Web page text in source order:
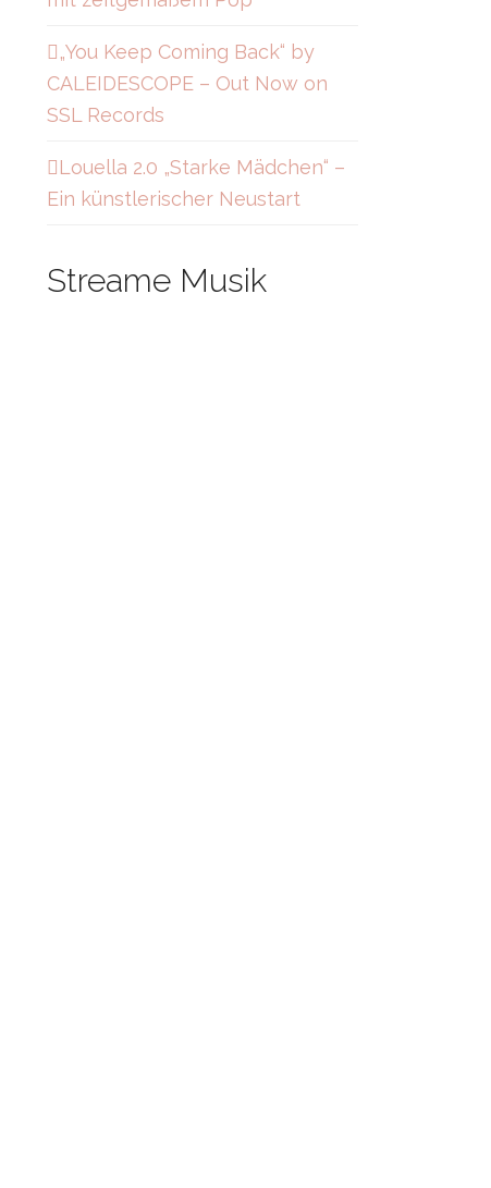
„You Keep Coming Back“ by
CALEIDESCOPE – Out Now on
SSL Records
Louella 2.0 „Starke Mädchen“ –
Ein künstlerischer Neustart
Streame Musik